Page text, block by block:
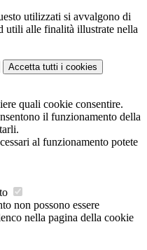
utilizzati si avvalgono di
utili alle finalità illustrate nella
Accetta tutti i cookies
quali cookie consentire.
il funzionamento della
al funzionamento potete
non possono essere
nella pagina della cookie